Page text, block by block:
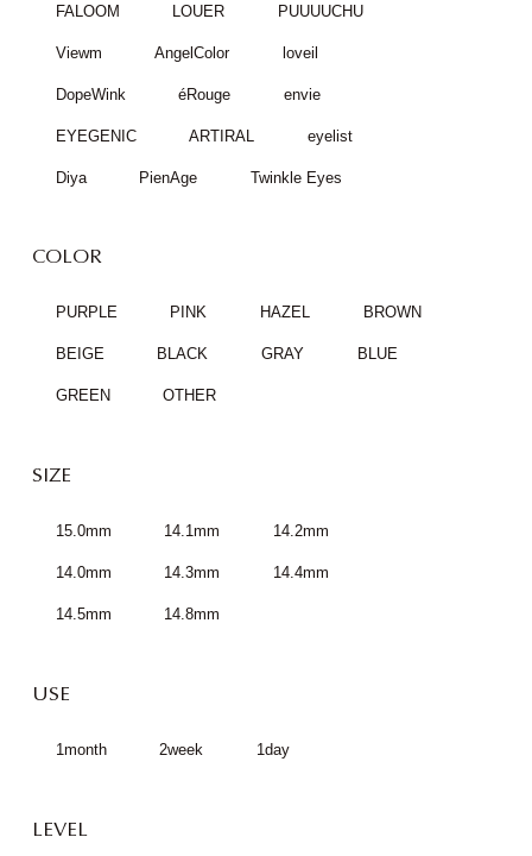
FALOOM LOUER PUUUUCHU
Viewm AngelColor loveil
DopeWink éRouge envie
EYEGENIC ARTIRAL eyelist
Diya PienAge Twinkle Eyes
COLOR
PURPLE PINK HAZEL BROWN
BEIGE BLACK GRAY BLUE
GREEN OTHER
SIZE
15.0mm 14.1mm 14.2mm
14.0mm 14.3mm 14.4mm
14.5mm 14.8mm
USE
1month 2week 1day
LEVEL